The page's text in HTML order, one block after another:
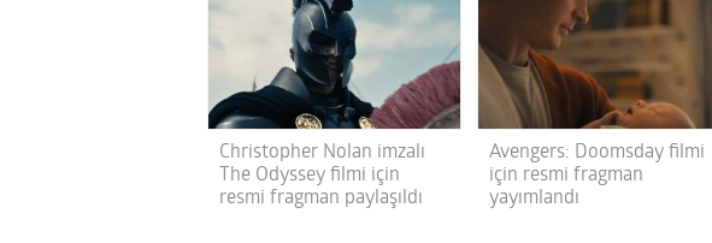
Christopher Nolan imzalı
The Odyssey filmi için
resmi fragman paylaşıldı
Avengers: Doomsday filmi
için resmi fragman
yayımlandı